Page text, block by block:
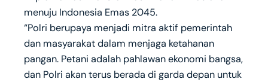
menuju Indonesia Emas 2045.
“Polri berupaya menjadi mitra aktif pemerintah
dan masyarakat dalam menjaga ketahanan
pangan. Petani adalah pahlawan ekonomi bangsa,
dan Polri akan terus berada di garda depan untuk